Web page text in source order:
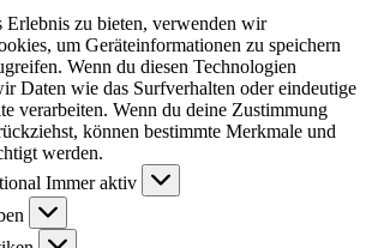
Erlebnis zu bieten, verwenden wir
um Geräteinformationen zu speichern
Wenn du diesen Technologien
Daten wie das Surfverhalten oder eindeutige
verarbeiten. Wenn du deine Zustimmung
können bestimmte Merkmale und
werden.
Immer aktiv